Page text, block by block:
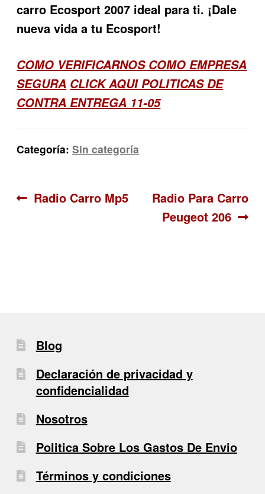
carro Ecosport 2007 ideal para ti. ¡Dale
nueva vida a tu Ecosport!
COMO VERIFICARNOS COMO EMPRESA
SEGURA CLICK AQUI POLITICAS DE
CONTRA ENTREGA 11-05
Categoría:Sin categoría
Navegación
Anterior:
Radio Carro Mp5 Siguiente:
Radio Para Carro
Peugeot 206
Blog
Declaración de privacidad y
confidencialidad
Nosotros
Politica Sobre Los Gastos De Envio
Términos y condiciones